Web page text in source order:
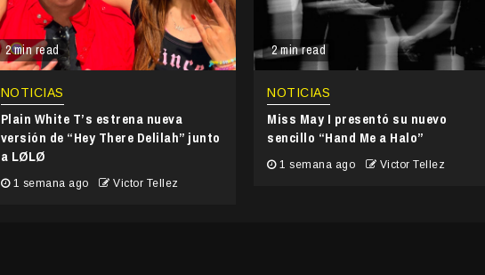
2 min read
NOTICIAS
Plain White T’s estrena nueva
versión de “Hey There Delilah” junto
a LØLØ
1 semana ago Victor Tellez
2 min read
NOTICIAS
Miss May I presentó su nuevo
sencillo “Hand Me a Halo”
1 semana ago Victor Tellez